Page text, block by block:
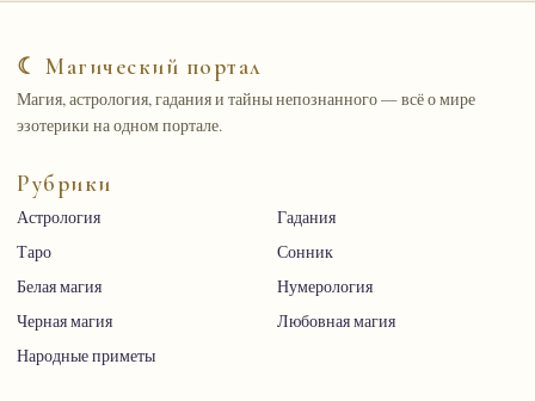
☾ Магический портал
Магия, астрология, гадания и тайны непознанного — всё о мире
эзотерики на одном портале.
Рубрики
Астрология
Гадания
Таро
Сонник
Белая магия
Нумерология
Черная магия
Любовная магия
Народные приметы